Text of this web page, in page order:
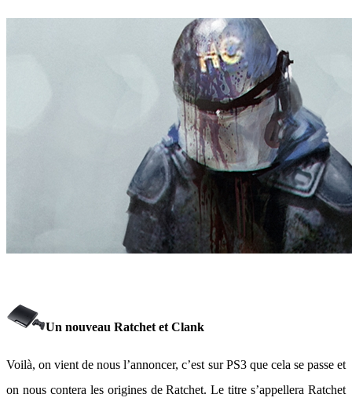
Un nouveau Ratchet et Clank
Voilà, on vient de nous l’annoncer, c’est sur PS3 que cela se passe et
on nous contera les origines de Ratchet. Le titre s’appellera Ratchet